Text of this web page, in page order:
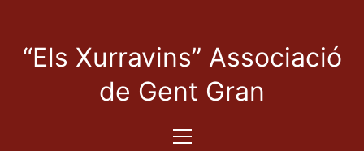
“Els Xurravins” Associació
de Gent Gran